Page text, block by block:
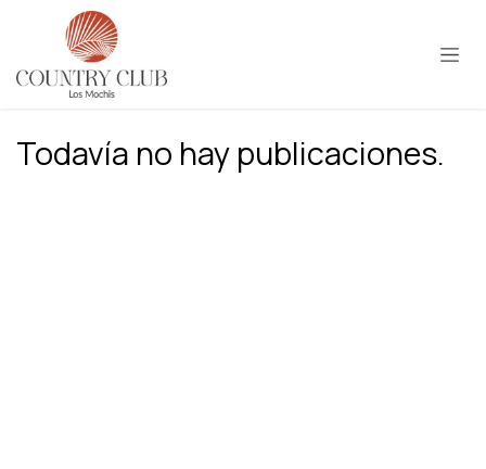
Ir al contenido
Todavía no hay publicaciones.